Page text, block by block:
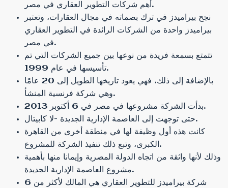
أهم شركات التطوير العقاري في مصر.
نجح بيراميدز في ترك بصماته في مجال العقارات، وتعتبر
بيراميدز واحدة من الشركات الرائدة في التطوير العقاري
في مصر.
تتمتع بسمعة فريدة من نوعها بين جميع الشركات التي تم
تأسيسها في عام 1999.
بالإضافة إلى ذلك، فهي يعود تاريخها الطويل إلى 20 عامًا
وهي شركة فرنسية المنشأ.
بدأت الشركة مشروعها في مصر في 6 أكتوبر 2013.
حتى توجهت إلى العاصمة الإدارية الجديدة -لا كابيتال.
كانت هذه أول وظيفة لها في منطقة أخرى من القاهرة
الكبرى، وتبع ذلك تنفيذ الشركة للمشروع.
وذلك لأنها واثقة من اتجاه الدولة المصرية وإيمانا منها بأهمية
مشروع العاصمة الإدارية الجديدة.
شركة بيراميدز للتطوير العقاري هي المالك لأكثر من 6